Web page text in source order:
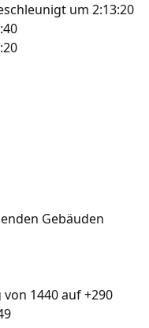
um 2:13:20
Gebäuden
von 1440 auf +290